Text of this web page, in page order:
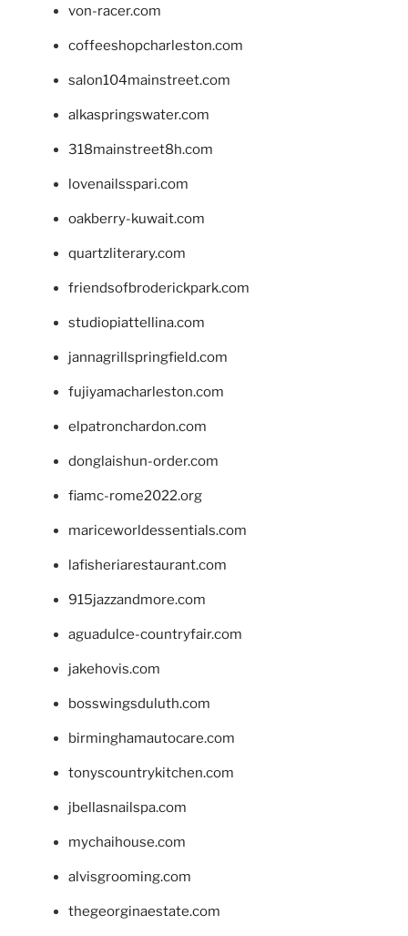
von-racer.com
coffeeshopcharleston.com
salon104mainstreet.com
alkaspringswater.com
318mainstreet8h.com
lovenailsspari.com
oakberry-kuwait.com
quartzliterary.com
friendsofbroderickpark.com
studiopiattellina.com
jannagrillspringfield.com
fujiyamacharleston.com
elpatronchardon.com
donglaishun-order.com
fiamc-rome2022.org
mariceworldessentials.com
lafisheriarestaurant.com
915jazzandmore.com
aguadulce-countryfair.com
jakehovis.com
bosswingsduluth.com
birminghamautocare.com
tonyscountrykitchen.com
jbellasnailspa.com
mychaihouse.com
alvisgrooming.com
thegeorginaestate.com